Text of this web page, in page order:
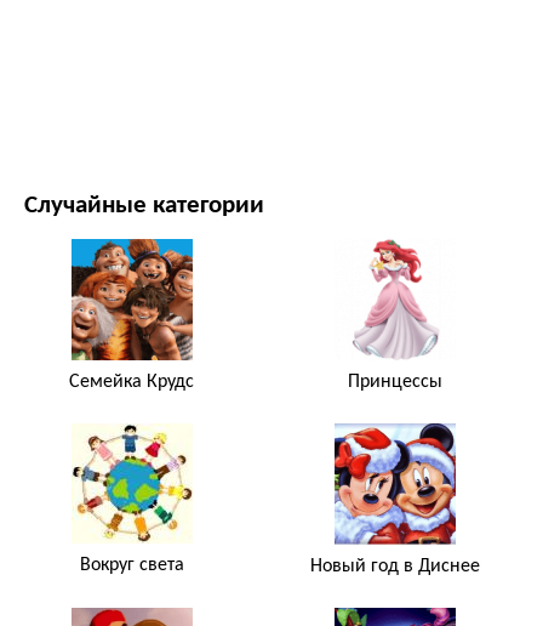
Случайные категории
Семейка Крудс Принцессы
Вокруг света Новый год в Диснее